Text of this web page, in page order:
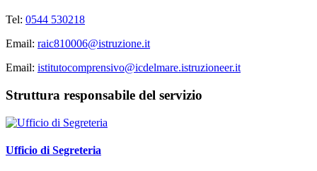
Tel: 0544 530218
Email: raic810006@istruzione.it
Email: istitutocomprensivo@icdelmare.istruzioneer.it
Struttura responsabile del servizio
Ufficio di Segreteria